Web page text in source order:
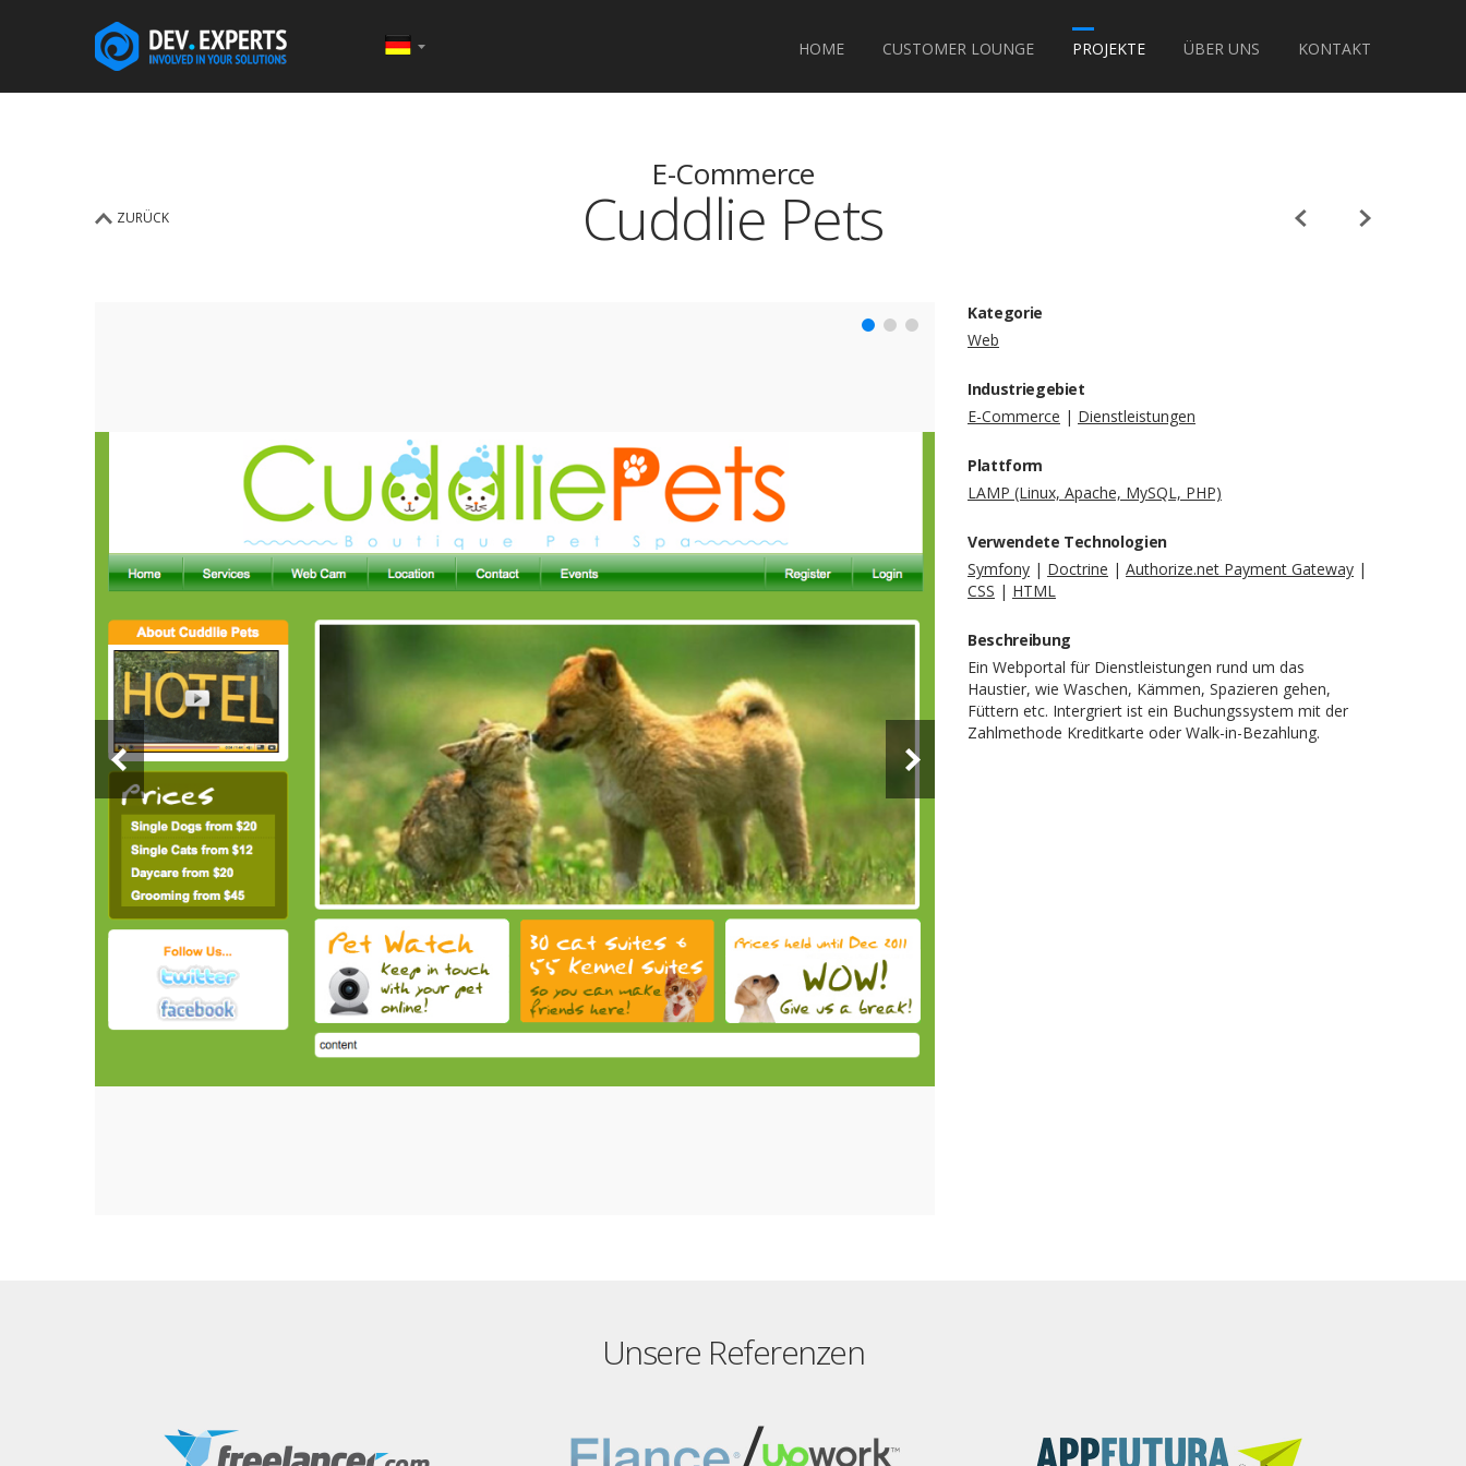
HOME CUSTOMER LOUNGE PROJEKTE ÜBER UNS KONTAKT
E-Commerce
Cuddlie Pets
ZURÜCK
Kategorie
Web
Industriegebiet
E-Commerce | Dienstleistungen
Plattform
LAMP (Linux, Apache, MySQL, PHP)
Verwendete Technologien
Symfony | Doctrine | Authorize.net Payment Gateway |
CSS | HTML
Beschreibung
Ein Webportal für Dienstleistungen rund um das
Haustier, wie Waschen, Kämmen, Spazieren gehen,
Füttern etc. Intergriert ist ein Buchungssystem mit der
Zahlmethode Kreditkarte oder Walk-in-Bezahlung.
Unsere Referenzen